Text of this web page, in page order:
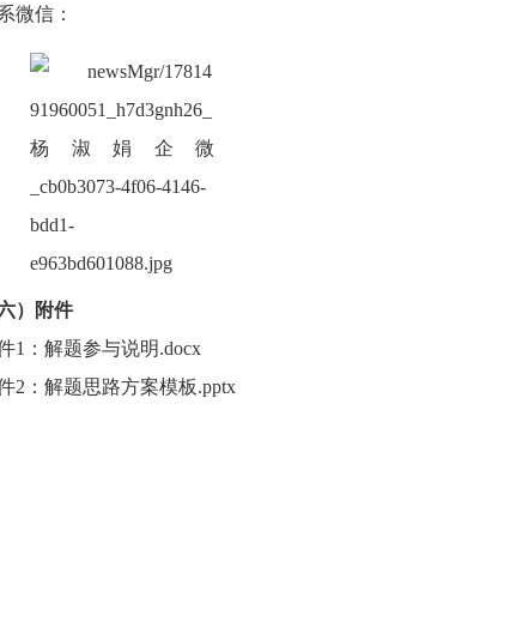
微信：
六）附件
1：解题参与说明.docx
2：解题思路方案模板.pptx